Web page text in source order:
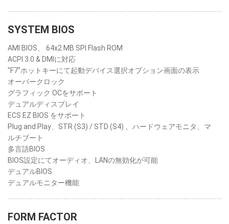
SYSTEM BIOS
AMI BIOS、 64x2 MB SPI Flash ROM
ACPI 3.0 & DMIに対応
"F7"ホットキーにて起動デバイス選択オプション画面の表示
オーバークロック
グラフィック OCをサポート
デュアルディスプレイ
ECS EZ BIOS をサポート
Plug and Play、STR (S3) / STD (S4) 、ハードウェアモニタ、マ
ルチブート
多言語BIOS
BIOS設定にてオーディオ、LANの無効化が可能
デュアルBIOS
デュアルモニター機能
FORM FACTOR